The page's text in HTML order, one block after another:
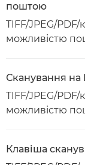
поштою
TIFF/JPEG/
можливістю
Сканування на
TIFF/JPEG/
можливістю
Клавіша